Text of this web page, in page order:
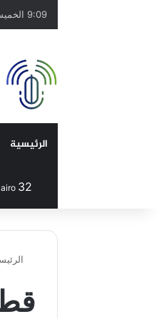
9:09 الخميس, 6 أغسطس, 2026
الرئيسية
32